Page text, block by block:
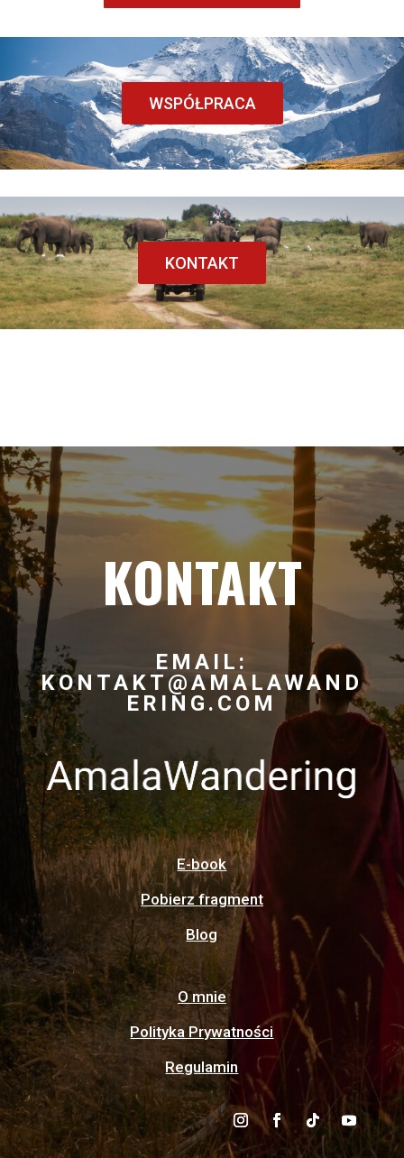
WSPÓŁPRACA
KONTAKT
KONTAKT
EMAIL:
KONTAKT@AMALAWAND
ERING.COM
E-book
Pobierz fragment
Blog
O mnie
Polityka Prywatności
Regulamin